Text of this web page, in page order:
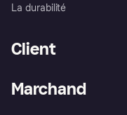
La durabilité
Client
Marchand